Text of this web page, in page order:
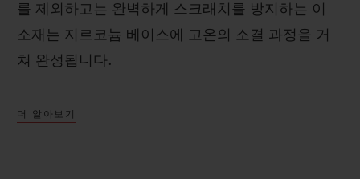
를 제외하고는 완벽하게 스크래치를 방지하는 이
소재는 지르코늄 베이스에 고온의 소결 과정을 거
쳐 완성됩니다.
더 알아보기